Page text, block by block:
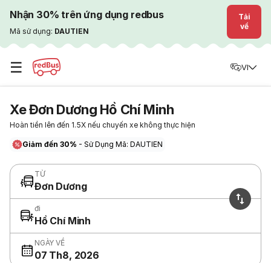
Nhận 30% trên ứng dụng redbus
Mã sử dụng: DAUTIEN
Tải
về
☰ VI
Xe Đơn Dương Hồ Chí Minh
Hoàn tiền lên đến 1.5X nếu chuyến xe không thực hiện
Giảm đến 30% - Sử Dụng Mã: DAUTIEN
TỪ
Đơn Dương
đi
Hồ Chí Minh
NGÀY VỀ
07 Th8, 2026